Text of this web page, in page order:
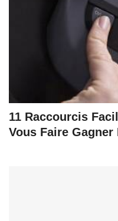
11 Raccourcis
Vous Faire Gagner